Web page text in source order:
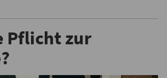
Pflicht zur